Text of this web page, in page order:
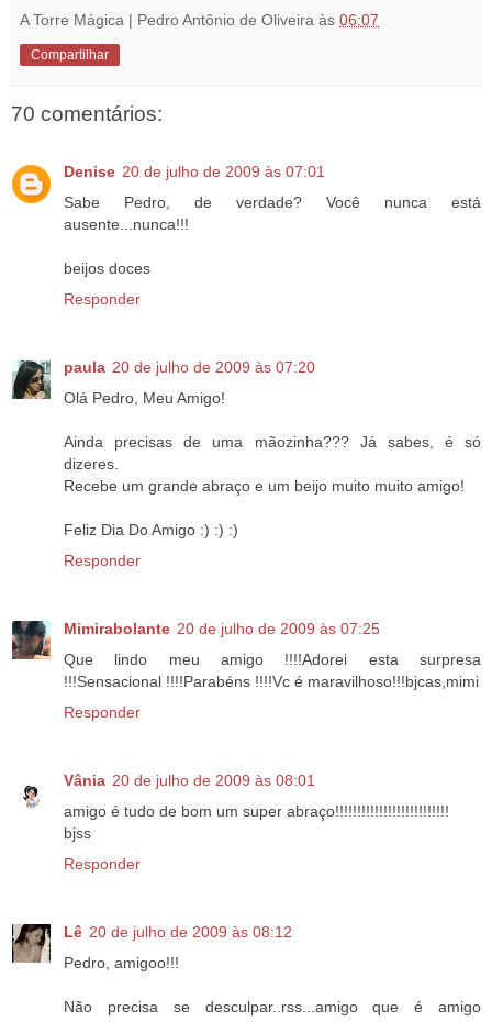
A Torre Mágica | Pedro Antônio de Oliveira às 06:07
Compartilhar
70 comentários:
Denise 20 de julho de 2009 às 07:01
Sabe Pedro, de verdade? Você nunca está
ausente...nunca!!!
beijos doces
Responder
paula 20 de julho de 2009 às 07:20
Olá Pedro, Meu Amigo!
Ainda precisas de uma mãozinha??? Já sabes, é só
dizeres.
Recebe um grande abraço e um beijo muito muito amigo!
Feliz Dia Do Amigo :) :) :)
Responder
Mimirabolante 20 de julho de 2009 às 07:25
Que lindo meu amigo !!!!Adorei esta surpresa
!!!Sensacional !!!!Parabéns !!!!Vc é maravilhoso!!!bjcas,mimi
Responder
Vânia 20 de julho de 2009 às 08:01
amigo é tudo de bom um super abraço!!!!!!!!!!!!!!!!!!!!!!!!!!
bjss
Responder
Lê 20 de julho de 2009 às 08:12
Pedro, amigoo!!!
Não precisa se desculpar..rss...amigo que é amigo